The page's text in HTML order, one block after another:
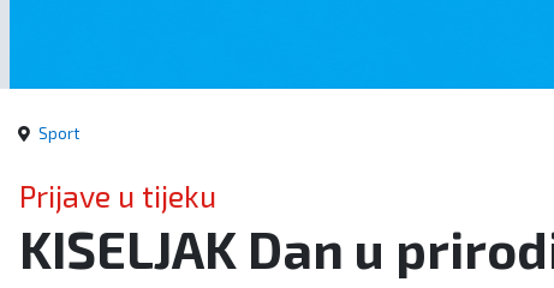
Sport
Prijave u tijeku
KISELJAK Dan u